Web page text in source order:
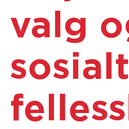
valg
sosialt